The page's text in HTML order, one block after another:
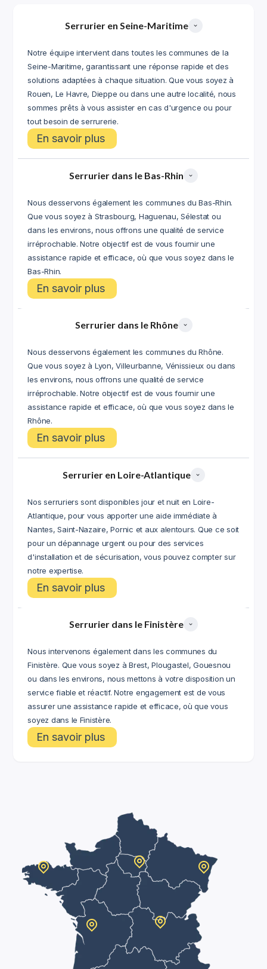
Serrurier en Seine-Maritime
Notre équipe intervient dans toutes les communes de la
Seine-Maritime, garantissant une réponse rapide et des
solutions adaptées à chaque situation. Que vous soyez à
Rouen, Le Havre, Dieppe ou dans une autre localité, nous
sommes prêts à vous assister en cas d'urgence ou pour
tout besoin de serrurerie.
En savoir plus
Serrurier dans le Bas-Rhin
Nous desservons également les communes du Bas-Rhin.
Que vous soyez à Strasbourg, Haguenau, Sélestat ou
dans les environs, nous offrons une qualité de service
irréprochable. Notre objectif est de vous fournir une
assistance rapide et efficace, où que vous soyez dans le
Bas-Rhin.
En savoir plus
Serrurier dans le Rhône
Nous desservons également les communes du Rhône.
Que vous soyez à Lyon, Villeurbanne, Vénissieux ou dans
les environs, nous offrons une qualité de service
irréprochable. Notre objectif est de vous fournir une
assistance rapide et efficace, où que vous soyez dans le
Rhône.
En savoir plus
Serrurier en Loire-Atlantique
Nos serruriers sont disponibles jour et nuit en Loire-
Atlantique, pour vous apporter une aide immédiate à
Nantes, Saint-Nazaire, Pornic et aux alentours. Que ce soit
pour un dépannage urgent ou pour des services
d'installation et de sécurisation, vous pouvez compter sur
notre expertise.
En savoir plus
Serrurier dans le Finistère
Nous intervenons également dans les communes du
Finistère. Que vous soyez à Brest, Plougastel, Gouesnou
ou dans les environs, nous mettons à votre disposition un
service fiable et réactif. Notre engagement est de vous
assurer une assistance rapide et efficace, où que vous
soyez dans le Finistère.
En savoir plus